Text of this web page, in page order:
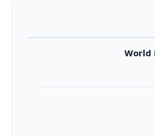
World